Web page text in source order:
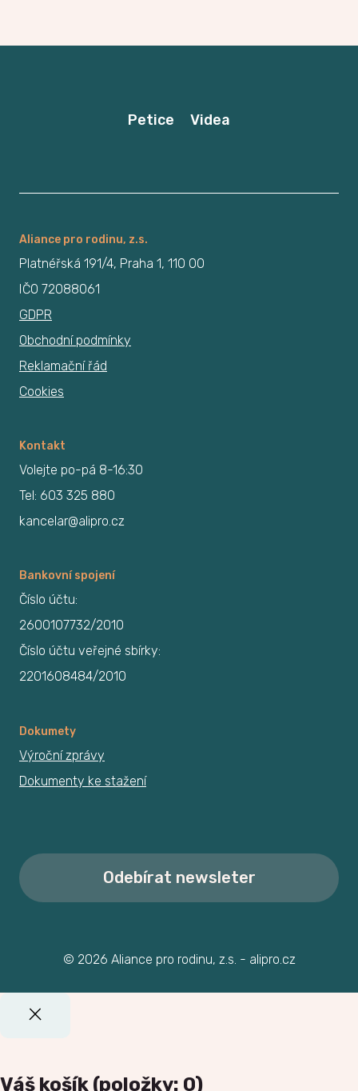
Petice Videa
Aliance pro rodinu, z.s.
Platnéřská 191/4, Praha 1, 110 00
IČO 72088061
GDPR
Obchodní podmínky
Reklamační řád
Cookies
Kontakt
Volejte po-pá 8-16:30
Tel: 603 325 880
kancelar@alipro.cz
Bankovní spojení
Číslo účtu:
2600107732/2010
Číslo účtu veřejné sbírky:
2201608484/2010
Dokumety
Výroční zprávy
Dokumenty ke stažení
Odebírat newsleter
© 2026 Aliance pro rodinu, z.s. - alipro.cz
Váš košík (položky: 0)